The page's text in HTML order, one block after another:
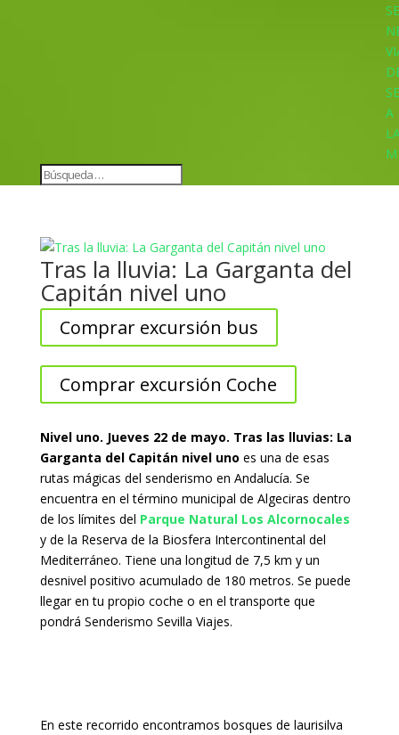
A
Tras la lluvia: La Garganta del
Capitán nivel uno
Comprar excursión bus
Comprar excursión Coche
Nivel uno. Jueves 22 de mayo. Tras las lluvias: La
Garganta del Capitán nivel uno es una de esas
rutas mágicas del senderismo en Andalucía. Se
encuentra en el término municipal de Algeciras dentro
de los límites del Parque Natural Los Alcornocales
y de la Reserva de la Biosfera Intercontinental del
Mediterráneo. Tiene una longitud de 7,5 km y un
desnivel positivo acumulado de 180 metros. Se puede
llegar en tu propio coche o en el transporte que
pondrá Senderismo Sevilla Viajes.
En este recorrido encontramos bosques de laurisilva